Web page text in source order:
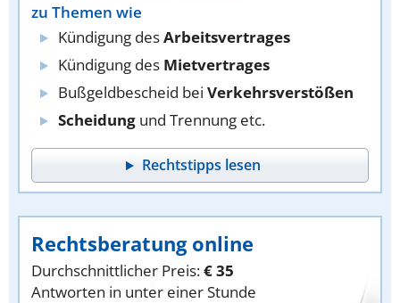
zu Themen wie
Kündigung desArbeitsvertrages
Kündigung des Mietvertrages
Bußgeldbescheid bei Verkehrsverstößen
Scheidung und Trennung etc.
Rechtstipps lesen
Rechtsberatung online
Durchschnittlicher Preis:€ 35
Antworten in unter einer Stunde